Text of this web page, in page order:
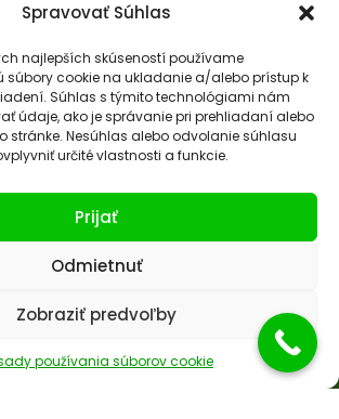
Spravovať Súhlas
najlepších skúseností používame
súbory cookie na ukladanie a/alebo prístup k
Súhlas s týmito technológiami nám
údaje, ako je správanie pri prehliadaní alebo
stránke. Nesúhlas alebo odvolanie súhlasu
určité vlastnosti a funkcie.
Prijať
Odmietnuť
Zobraziť predvoľby
používania súborov cookie
3, 3. poschodie, č.d. 308, 040 01